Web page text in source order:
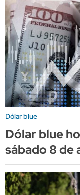
Dólar blue
Dólar blue
sábado 8 de